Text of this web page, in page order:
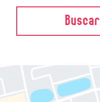
Buscar